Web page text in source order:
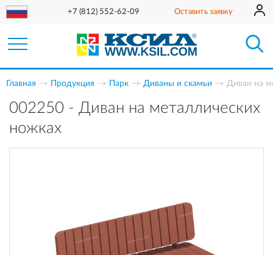
+7 (812) 552-62-09 Оставить заявку
Главная Продукция Парк Диваны и скамьи Диван на
002250 - Диван на металлических
ножках